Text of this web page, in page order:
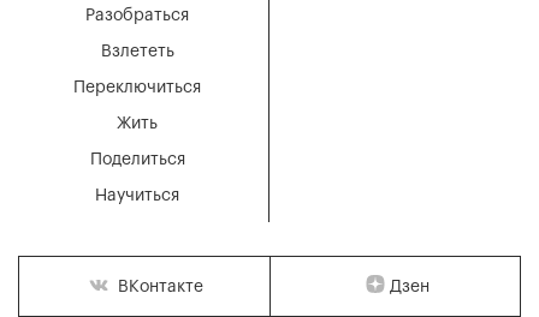
Разобраться
Взлететь
Переключиться
Жить
Поделиться
Научиться
ВКонтакте Дзен